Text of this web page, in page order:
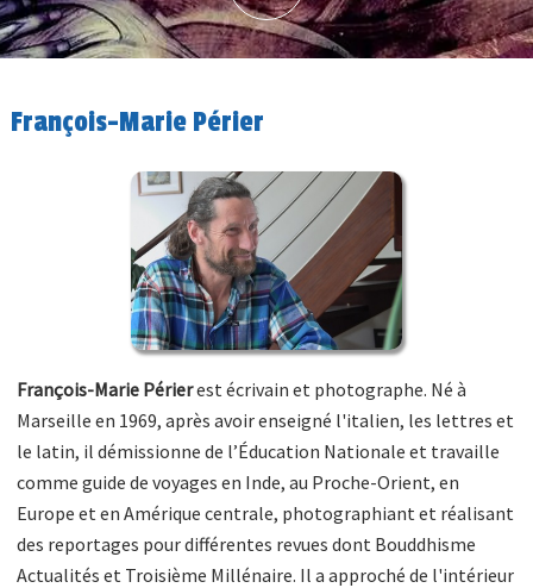
François-Marie Périer
François-Marie Périerest écrivain et photographe. Né à
Marseille en 1969, après avoir enseigné l'italien, les lettres et
le latin, il démissionne de l’Éducation Nationale et travaille
comme guide de voyages en Inde, au Proche-Orient, en
Europe et en Amérique centrale, photographiant et réalisant
des reportages pour différentes revues dont Bouddhisme
Actualités et Troisième Millénaire. Il a approché de l'intérieur